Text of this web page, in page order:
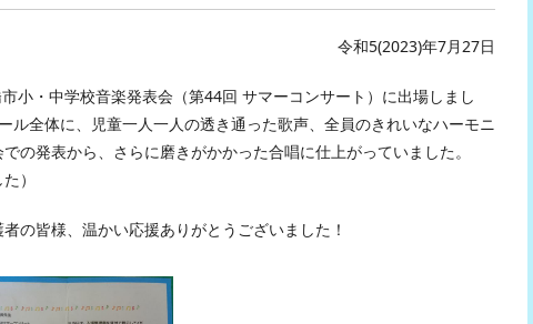
令和5(2023)年7月27日
小・中学校音楽発表会（第44回 サマーコンサート）に出場しまし
ル全体に、児童一人一人の透き通った歌声、全員のきれいなハーモニ
の発表から、さらに磨きがかかった合唱に仕上がっていました。
）
の皆様、温かい応援ありがとうございました！